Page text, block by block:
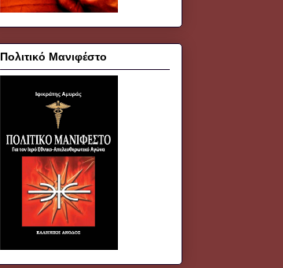
Πολιτικό Μανιφέστο